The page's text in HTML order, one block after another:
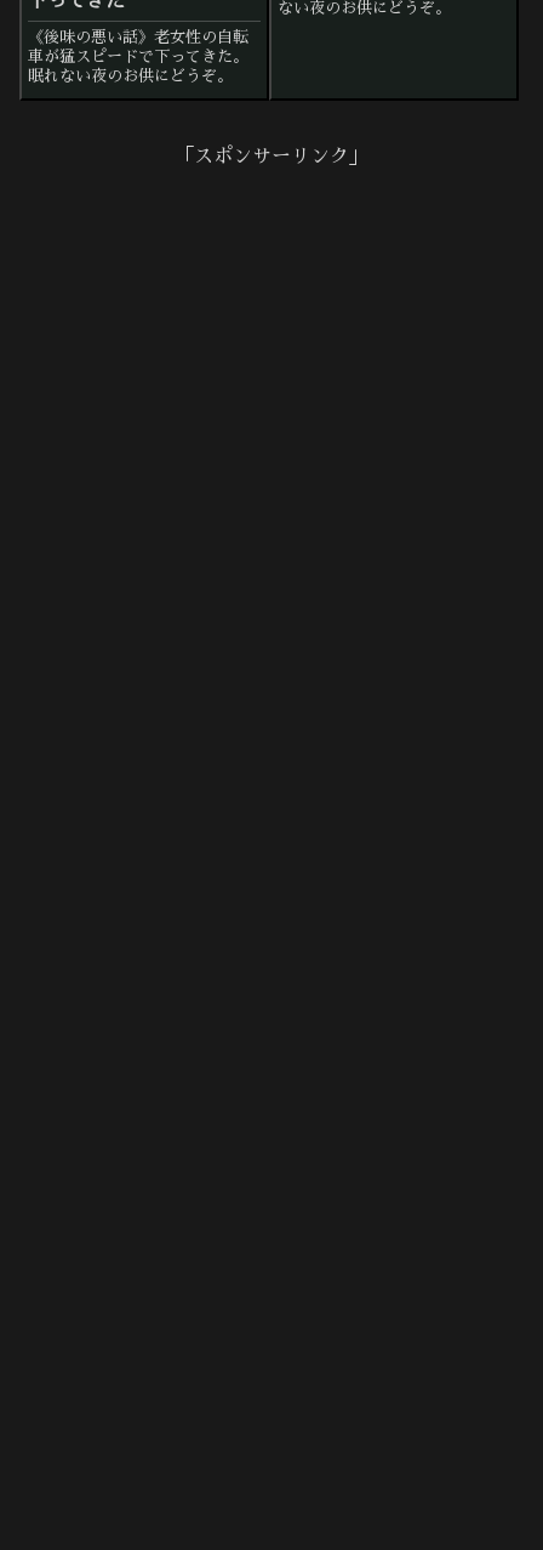
《後味の悪い話》老女性の自転
車が猛スピードで下ってきた。
眠れない夜のお供にどうぞ。
ない夜のお供にどうぞ。
「スポンサーリンク」